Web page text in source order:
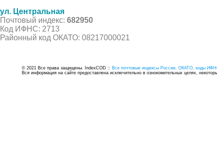
ул. Центральная
Почтовый индекс: 682950
Код ИФНС: 2713
Районный код ОКАТО: 08217000021
© 2021 Все права защищены. IndexCOD :: Все почтовые индексы России, ОКАТО, коды
Вся информация на сайте предоставлена исключительно в ознокомительных целях,